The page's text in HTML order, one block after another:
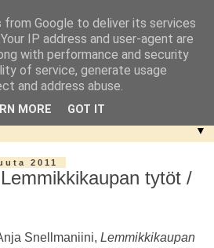
▼
2011
tytöt /
Snellmaniini, Lemmikkikaupan
from Google to deliver its services
IP address and user-agent are
with performance and security
of service, generate usage
and address abuse.
MORE GOT IT